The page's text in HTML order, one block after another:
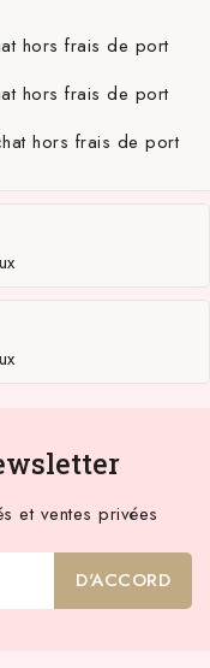
hors frais de port
hors frais de port
hors frais de port
et ventes privées